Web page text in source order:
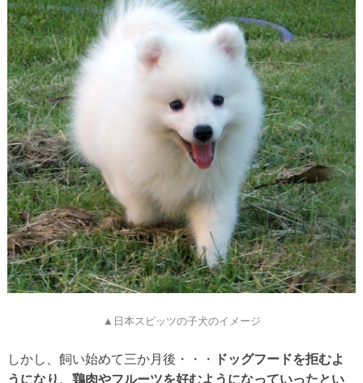
▲日本スピッツの子犬のイメージ
しかし、飼い始めて三か月後・・・
ドッグフードを拒むよ
うになり、鶏肉やフルーツを好むようになっていったとい